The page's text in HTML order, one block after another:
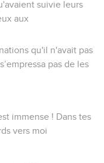
suivie leurs
aux
qu'il n'avait pas
pas de les
immense ! Dans tes
vers moi